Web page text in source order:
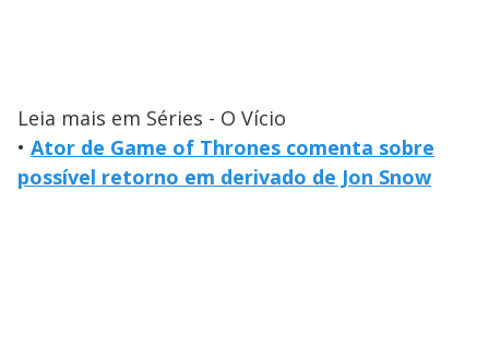
Leia mais em Séries - O Vício
• Ator de Game of Thrones comenta sobre
possível retorno em derivado de Jon Snow